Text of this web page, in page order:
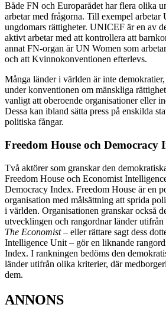
Både FN och Europarådet har flera olika
arbetar med frågorna. Till exempel
ungdomars rättigheter. UNICEF är en av
aktivt arbetar med att kontrollera att
annat FN-organ är UN Women som
och att Kvinnokonventionen efterlevs.
Många länder i världen är inte
under konventionen om mänskliga
vanligt att oberoende organisationer eller
Dessa kan ibland sätta press på enskilda
politiska fångar.
Freedom House och Democracy
Två aktörer som granskar den
Freedom House och Economist
Democracy Index. Freedom House är en
organisation med målsättning att sprida
i världen. Organisationen granskar också
utvecklingen och rangordnar länder
The Economist– eller rättare sagt dess
Intelligence Unit – gör en liknande
Index. I rankningen bedöms den
länder utifrån olika kriterier, där
dem.
ANNONS